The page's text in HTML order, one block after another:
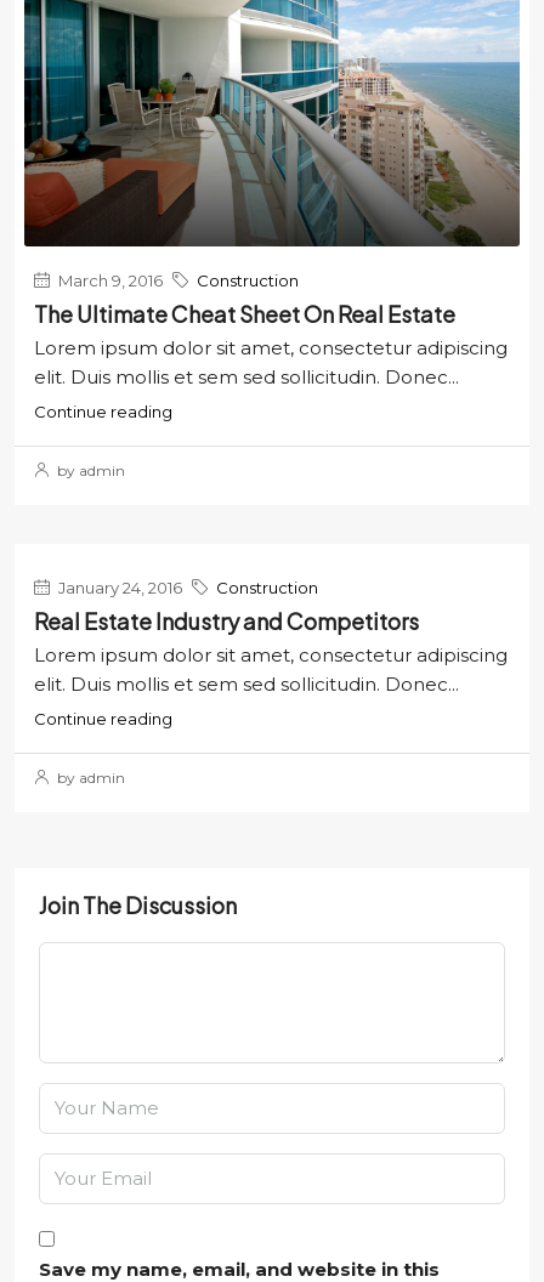
March 9, 2016 Construction
The Ultimate Cheat Sheet On Real Estate
Lorem ipsum dolor sit amet, consectetur adipiscing
elit. Duis mollis et sem sed sollicitudin. Donec...
Continue reading
by admin
January 24, 2016 Construction
Real Estate Industry and Competitors
Lorem ipsum dolor sit amet, consectetur adipiscing
elit. Duis mollis et sem sed sollicitudin. Donec...
Continue reading
by admin
Join The Discussion
Save my name, email, and website in this